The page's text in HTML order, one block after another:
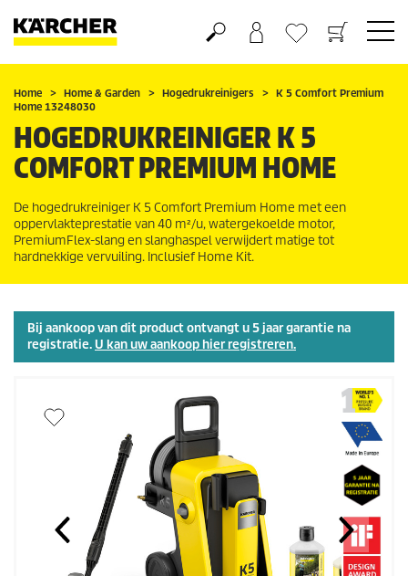
Boodschappenmandje
Verlanglijstje
Home Home & Garden Hogedrukreinigers
K 5 Comfort Premium
Home 13248030
HOGEDRUKREINIGER K 5
COMFORT PREMIUM HOME
De hogedrukreiniger K 5 Comfort Premium Home met een
oppervlakteprestatie van 40 m²/u, watergekoelde motor,
PremiumFlex-slang en slanghaspel verwijdert matige tot
hardnekkige vervuiling. Inclusief Home Kit.
Bij aankoop van dit product ontvangt u 5 jaar garantie na
registratie.U kan uw aankoop hier registreren.